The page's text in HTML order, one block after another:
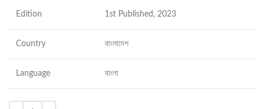
Edition 1st Published, 2023
Country বাংলাদেশ
Language বাংলা